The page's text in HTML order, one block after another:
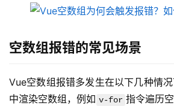
空数组报错的常见场景
Vue空数组报错多发生在以下几种情
中渲染空数组，例如 v-for 指令遍历